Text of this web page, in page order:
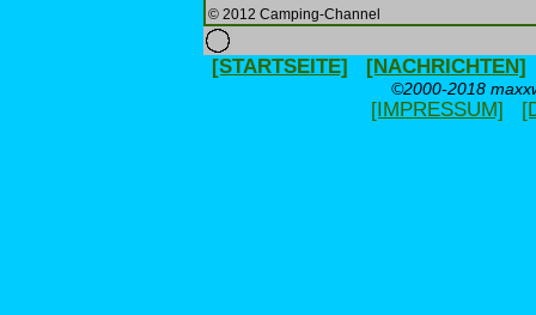
© 2012 Camping-Channel
[STARTSEITE] [NACHRICHTEN]
©2000-2018
[IMPRESSUM]